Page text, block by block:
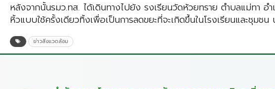
หลังจากนั้นรมว.ทส. ได้เดินทางไปยัง รงเรียนวัดห้วยทราย ตำบลแม่ทา
หิ้วแบบใช้ครั้งเดียวทิ้งเพื่อเป็นการลดขยะที่จะเกิดขึ้นในโรงเรียนและชุมช
ข่าวสิ่งแวดล้อม